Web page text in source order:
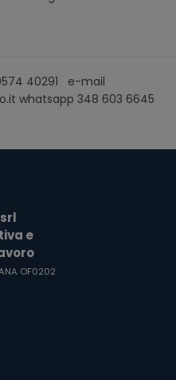
40291 e-mail
whatsapp 348 603 6645
srl
e
OF0202